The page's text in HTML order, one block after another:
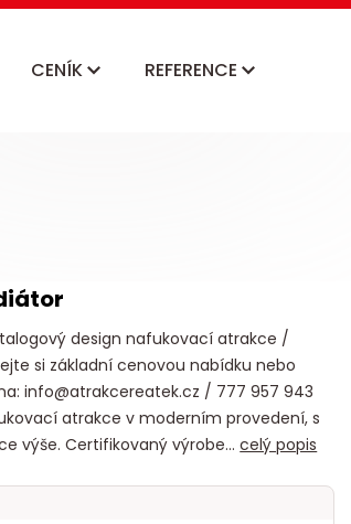
CENÍK REFERENCE
design nafukovací atrakce /
si základní cenovou nabídku nebo
info@atrakcereatek.cz / 777 957 943
atrakce v moderním provedení, s
výše. Certifikovaný výrobe...celý popis